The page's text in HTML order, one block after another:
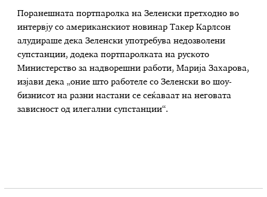
Поранешната портпаролка на Зеленски претходно во
интервју со американскиот новинар Такер Карлсон
алудираше дека Зеленски употребува недозволени
супстанции, додека портпаролката на руското
Министерство за надворешни работи, Марија Захарова,
изјави дека „оние што работеле со Зеленски во шоу-
бизнисот на разни настани се сеќаваат на неговата
зависност од илегални супстанции“.